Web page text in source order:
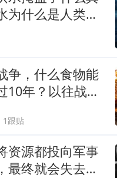
为什么是人类共
争，什么食物能
10年？以往战争
1跟贴
资源都投向军事
最终就会失去人